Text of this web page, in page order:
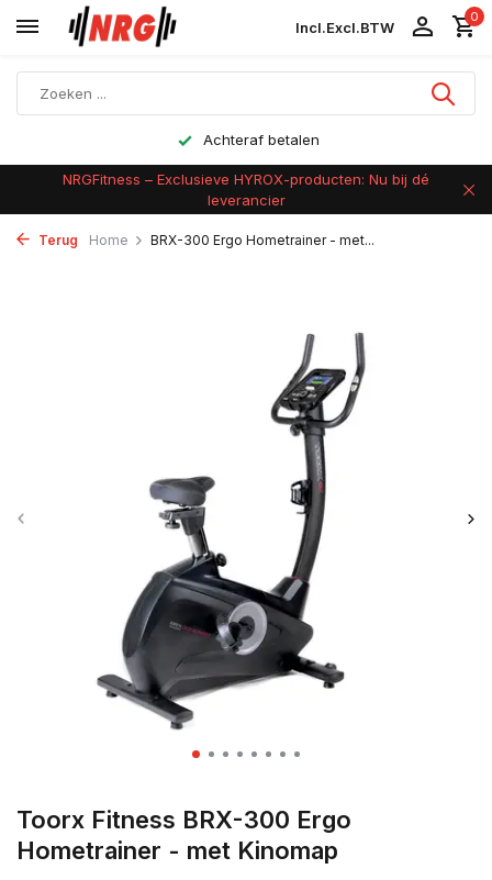
Incl.Excl.BTW
0
Achteraf betalen
NRGFitness – Exclusieve HYROX-producten: Nu bij dé
leverancier
Terug Home BRX-300 Ergo Hometrainer - met...
Toorx Fitness BRX-300 Ergo
Hometrainer - met Kinomap